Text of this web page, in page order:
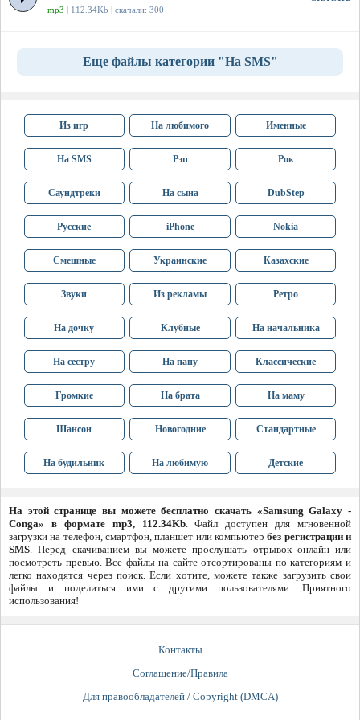
mp3 | 112.34Kb | скачали: 300
Еще файлы категории "На SMS"
Из игр На любимого Именные
На SMS Рэп Рок
Саундтреки На сына DubStep
Русские iPhone Nokia
Смешные Украинские Казахские
Звуки Из рекламы Ретро
На дочку Клубные На начальника
На сестру На папу Классические
Громкие На брата На маму
Шансон Новогодние Стандартные
На будильник На любимую Детские
На этой странице вы можете бесплатно скачать «Samsung Galaxy -
Conga» в формате mp3, 112.34Kb. Файл доступен для мгновенной
загрузки на телефон, смартфон, планшет или компьютербез регистрации и
SMS. Перед скачиванием вы можете прослушать отрывок онлайн или
посмотреть превью. Все файлы на сайте отсортированы по категориям и
легко находятся через поиск. Если хотите, можете также загрузить свои
файлы и поделиться ими с другими пользователями. Приятного
использования!
Контакты
Соглашение/Правила
Для правообладателей / Copyright (DMCA)